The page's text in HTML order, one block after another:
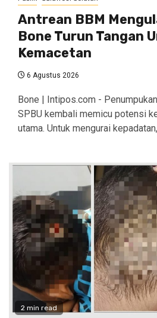
Antrean BBM
Bone Turun Tangan
Kemacetan
6 Agustus 2026
​Bone | Intipos.com -
SPBU kembali memicu potensi
utama. Untuk mengurai
2 min read